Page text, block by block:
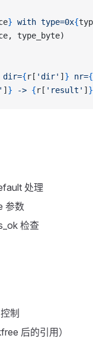
} with type=0x{
type_byte)
dir={r[ 'dir' ] } nr={
] } -> {r[ 'result' ] }
处理
参数
检查
制
后的引用）